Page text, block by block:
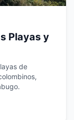
Playas y
de